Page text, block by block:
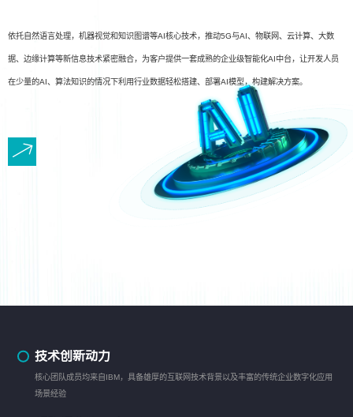
依托自然语言处理，机器视觉和知识图谱等AI核心技术，推动5G与AI、物联网、云计算、大数
据、边缘计算等新信息技术紧密融合，为客户提供一套成熟的企业级智能化AI中台，让开发人员
在少量的AI、算法知识的情况下利用行业数据轻松搭建、部署AI模型，构建解决方案。
技术创新动力
核心团队成员均来自IBM，具备雄厚的互联网技术背景以及丰富的传统企业数字化应用
场景经验